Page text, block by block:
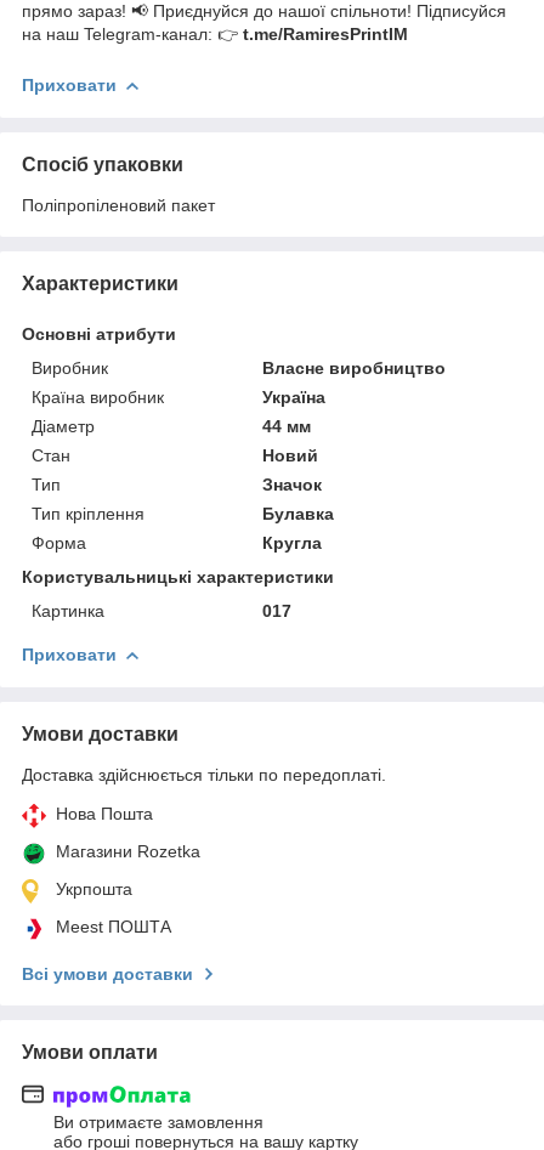
прямо зараз! 📢 Приєднуйся до нашої спільноти! Підписуйся
на наш Telegram-канал: 👉 t.me/RamiresPrintIM
Приховати
Спосіб упаковки
Поліпропіленовий пакет
Характеристики
Основні атрибути
Виробник
Власне виробництво
Країна виробник
Україна
Діаметр
44 мм
Стан
Новий
Тип
Значок
Тип кріплення
Булавка
Форма
Кругла
Користувальницькі характеристики
Картинка
017
Приховати
Умови доставки
Доставка здійснюється тільки по передоплаті.
Нова Пошта
Магазини Rozetka
Укрпошта
Meest ПОШТА
Всі умови доставки
Умови оплати
Ви отримаєте замовлення
або гроші повернуться на вашу картку